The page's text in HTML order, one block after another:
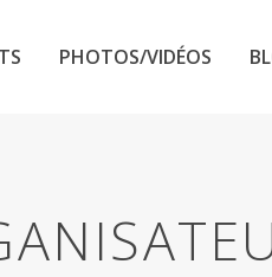
PHOTOS/VIDÉOS